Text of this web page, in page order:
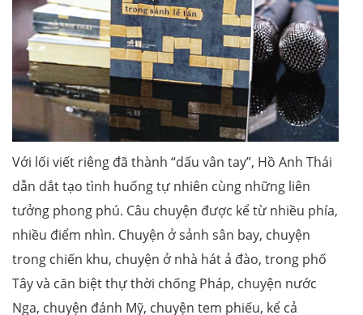
Với lối viết riêng đã thành “dấu vân tay”, Hồ Anh Thái
dẫn dắt tạo tình huống tự nhiên cùng những liên
tưởng phong phú. Câu chuyện được kể từ nhiều phía,
nhiều điểm nhìn. Chuyện ở sảnh sân bay, chuyện
trong chiến khu, chuyện ở nhà hát ả đào, trong phố
Tây và căn biệt thự thời chống Pháp, chuyện nước
Nga, chuyện đánh Mỹ, chuyện tem phiếu, kể cả